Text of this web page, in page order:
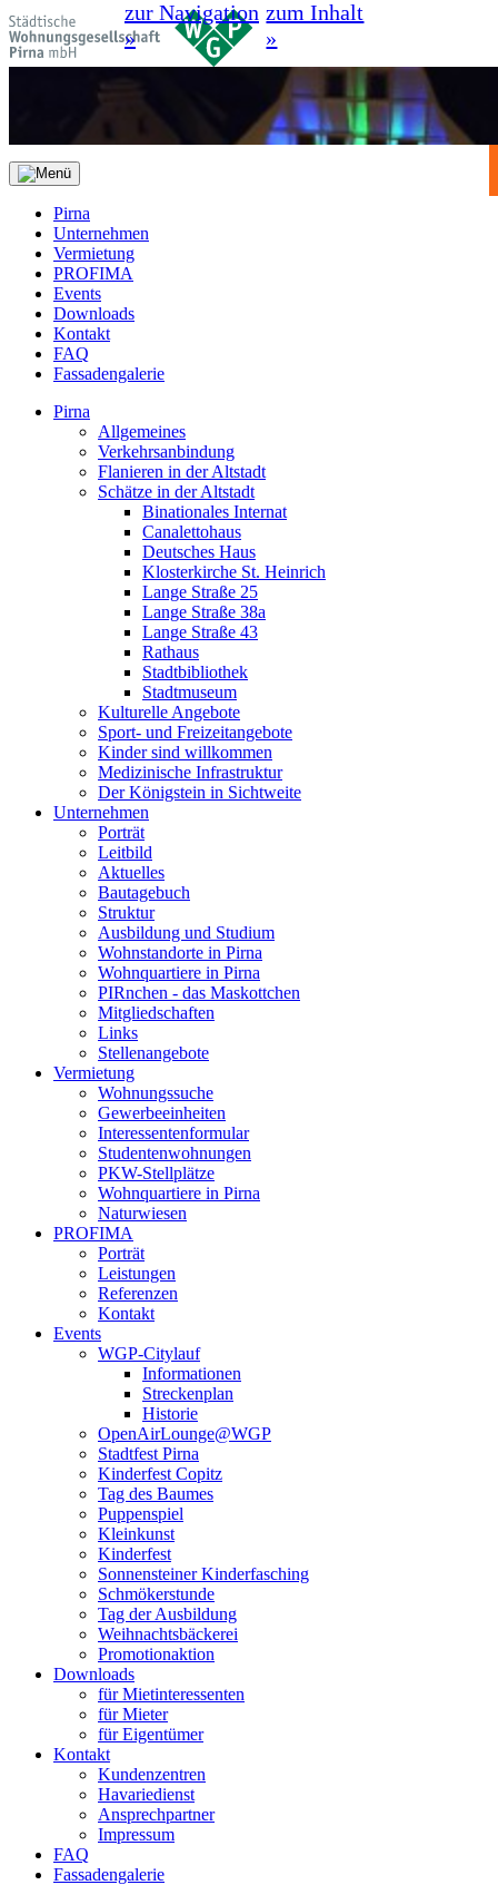
zur Navigation
»
zum Inhalt
»
Pirna
Unternehmen
Vermietung
PROFIMA
Events
Downloads
Kontakt
FAQ
Fassadengalerie
Pirna
Allgemeines
Verkehrsanbindung
Flanieren in der Altstadt
Schätze in der Altstadt
Binationales Internat
Canalettohaus
Deutsches Haus
Klosterkirche St. Heinrich
Lange Straße 25
Lange Straße 38a
Lange Straße 43
Rathaus
Stadtbibliothek
Stadtmuseum
Kulturelle Angebote
Sport- und Freizeitangebote
Kinder sind willkommen
Medizinische Infrastruktur
Der Königstein in Sichtweite
Unternehmen
Porträt
Leitbild
Aktuelles
Bautagebuch
Struktur
Ausbildung und Studium
Wohnstandorte in Pirna
Wohnquartiere in Pirna
PIRnchen - das Maskottchen
Mitgliedschaften
Links
Stellenangebote
Vermietung
Wohnungssuche
Gewerbeeinheiten
Interessentenformular
Studentenwohnungen
PKW-Stellplätze
Wohnquartiere in Pirna
Naturwiesen
PROFIMA
Porträt
Leistungen
Referenzen
Kontakt
Events
WGP-Citylauf
Informationen
Streckenplan
Historie
OpenAirLounge@WGP
Stadtfest Pirna
Kinderfest Copitz
Tag des Baumes
Puppenspiel
Kleinkunst
Kinderfest
Sonnensteiner Kinderfasching
Schmökerstunde
Tag der Ausbildung
Weihnachtsbäckerei
Promotionaktion
Downloads
für Mietinteressenten
für Mieter
für Eigentümer
Kontakt
Kundenzentren
Havariedienst
Ansprechpartner
Impressum
FAQ
Fassadengalerie